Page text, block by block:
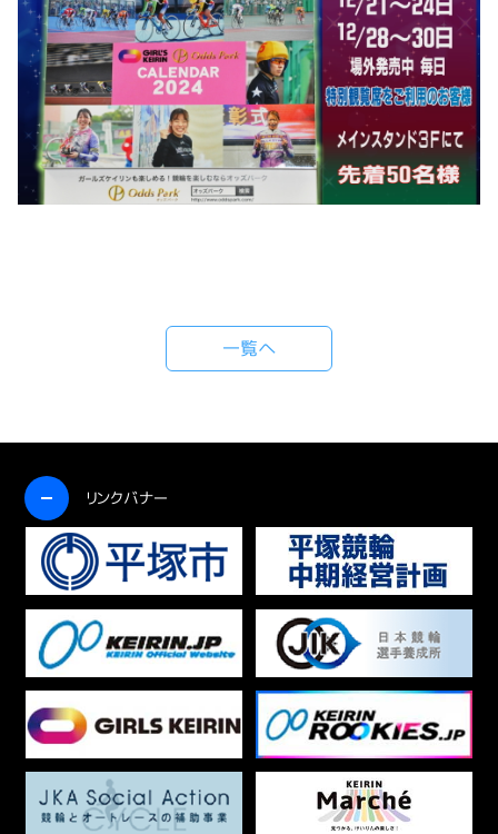
一覧へ
リンクバナー
開く